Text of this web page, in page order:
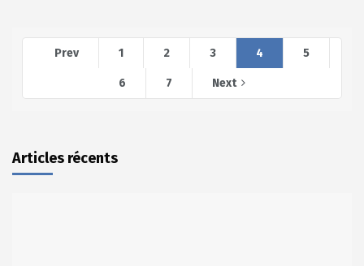
Prev 1 2 3 4 5
6 7 Next
Articles récents